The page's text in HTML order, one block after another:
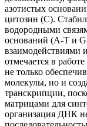
азотистых
цитозин (C).
водородными
оснований (A-T и
взаимодействиями
отмечается в
не только
молекулы, но и
транскрипции,
матрицами для
организация ДНК